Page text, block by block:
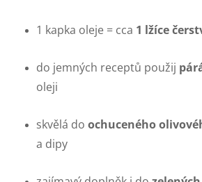
1 kapka oleje = cca 1 lžíce
do jemných receptů použij
oleji
skvělá do ochuceného
a dipy